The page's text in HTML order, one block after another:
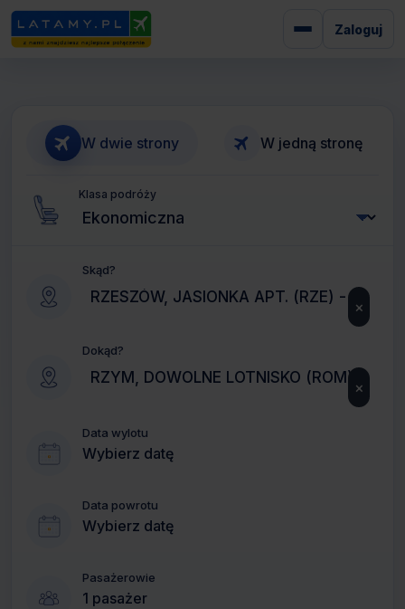
Zaloguj
W dwie strony W jedną stronę
Klasa podróży
Skąd?
×
Dokąd?
×
Data wylotu
Wybierz datę
Data powrotu
Wybierz datę
Pasażerowie
1 pasażer